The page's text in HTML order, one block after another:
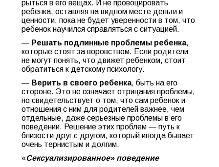
рыться в его вещах. И не провоцировать
ребенка, оставляя на видном месте деньги и
ценности, пока не будет уверенности в том, что
ребенок научился справляться с ситуацией.
— Решать подлинные проблемы ребенка,
которые стоят за воровством. Если родители
не могут понять, что движет ребенком, стоит
обратиться к детскому психологу.
— Верить в своего ребенка, быть на его
стороне. Это не означает отрицания проблемы,
но свидетельствует о том, что сам ребенок и
отношения с ним для родителей важнее, чем
отдельные, даже серьезные проблемы в его
поведении. Решение этих проблем — путь к
близости друг с другом, который иногда бывает
очень тернистым и долгим.
«Сексуализированное» поведение